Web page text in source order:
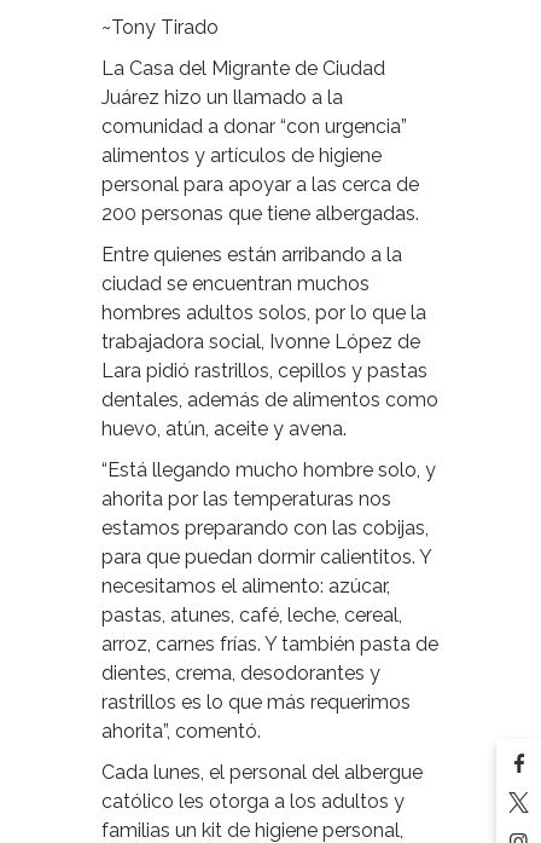
~Tony Tirado
La Casa del Migrante de Ciudad
Juárez hizo un llamado a la
comunidad a donar “con urgencia”
alimentos y artículos de higiene
personal para apoyar a las cerca de
200 personas que tiene albergadas.
Entre quienes están arribando a la
ciudad se encuentran muchos
hombres adultos solos, por lo que la
trabajadora social, Ivonne López de
Lara pidió rastrillos, cepillos y pastas
dentales, además de alimentos como
huevo, atún, aceite y avena.
“Está llegando mucho hombre solo, y
ahorita por las temperaturas nos
estamos preparando con las cobijas,
para que puedan dormir calientitos. Y
necesitamos el alimento: azúcar,
pastas, atunes, café, leche, cereal,
arroz, carnes frías. Y también pasta de
dientes, crema, desodorantes y
rastrillos es lo que más requerimos
ahorita”, comentó.
Cada lunes, el personal del albergue
católico les otorga a los adultos y
familias un kit de higiene personal,